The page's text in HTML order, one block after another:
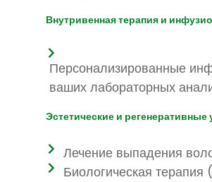
Внутривенная терапия и
Персонализированные
ваших лабораторных
Эстетические и регенеративные
Лечение выпадения
Биологическая терапия